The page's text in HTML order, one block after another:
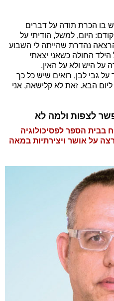
בו הכרת תודה על דברים
היום, למשל, הודיתי על
נהדרת שהייתה לי השבוע
הילד החולה כשאני יצאתי
על היש ולא על האין.
גבי לבן, רואים שיש כל כך
הבא. זאת לא קלישאה, אני
לצפות ולמה לא
בבית הספר לפסיכולוגיה
על אושר ויצירתיות במאה